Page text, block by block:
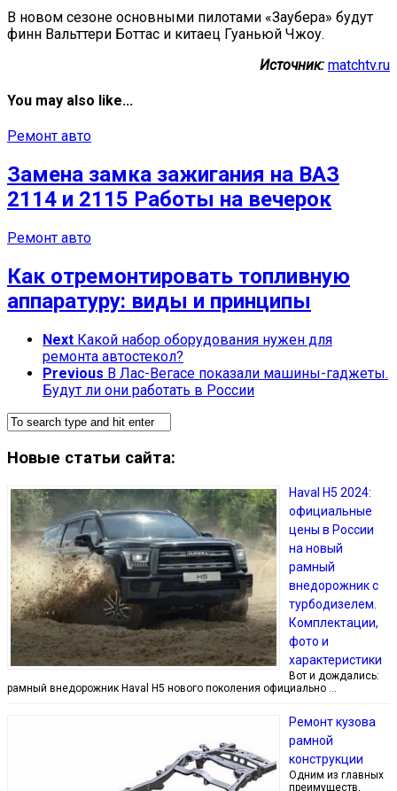
В новом сезоне основными пилотами «Заубера» будут
финн Вальттери Боттас и китаец Гуаньюй Чжоу.
Источник: matchtv.ru
You may also like...
Ремонт авто
Замена замка зажигания на ВАЗ
2114 и 2115 Работы на вечерок
Ремонт авто
Как отремонтировать топливную
аппаратуру: виды и принципы
Next Какой набор оборудования нужен для
ремонта автостекол?
Previous В Лас-Вегасе показали машины-гаджеты.
Будут ли они работать в России
Новые статьи сайта:
Haval H5 2024:
официальные
цены в России
на новый
рамный
внедорожник с
турбодизелем.
Комплектации,
фото и
характеристики
Вот и дождались:
рамный внедорожник Haval H5 нового поколения официально …
Ремонт кузова
рамной
конструкции
Одним из главных
преимуществ,